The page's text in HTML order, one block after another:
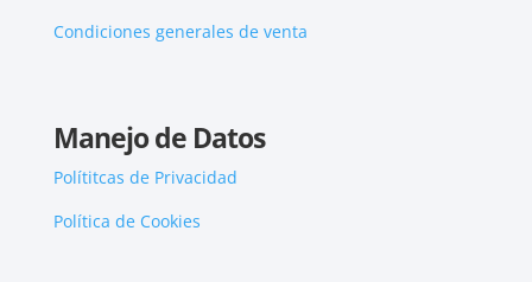
Condiciones generales de venta
Manejo de Datos
Polítitcas de Privacidad
Política de Cookies